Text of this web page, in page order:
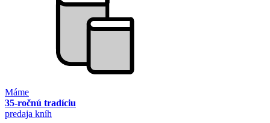
Máme
35-ročnú tradíciu
predaja kníh